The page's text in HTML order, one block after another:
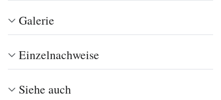
Galerie
Einzelnachweise
Siehe auch